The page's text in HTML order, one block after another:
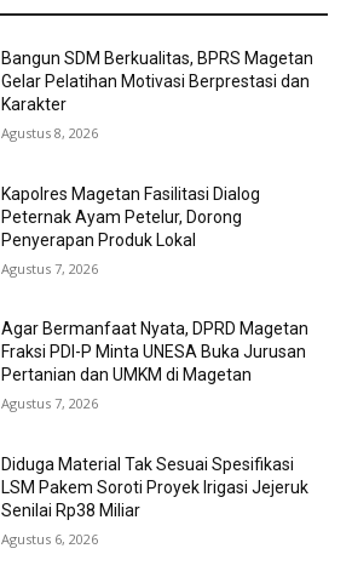
Bangun SDM Berkualitas, BPRS Magetan
Gelar Pelatihan Motivasi Berprestasi dan
Karakter
Agustus 8, 2026
Kapolres Magetan Fasilitasi Dialog
Peternak Ayam Petelur, Dorong
Penyerapan Produk Lokal
Agustus 7, 2026
Agar Bermanfaat Nyata, DPRD Magetan
Fraksi PDI-P Minta UNESA Buka Jurusan
Pertanian dan UMKM di Magetan
Agustus 7, 2026
Diduga Material Tak Sesuai Spesifikasi
LSM Pakem Soroti Proyek Irigasi Jejeruk
Senilai Rp38 Miliar
Agustus 6, 2026